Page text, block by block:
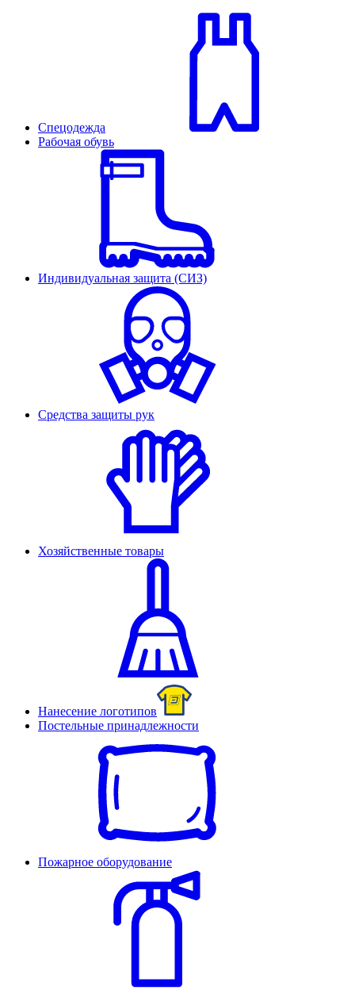
Спецодежда
Рабочая обувь
Индивидуальная защита (СИЗ)
Средства защиты рук
Хозяйственные товары
Нанесение логотипов
Постельные принадлежности
Пожарное оборудование